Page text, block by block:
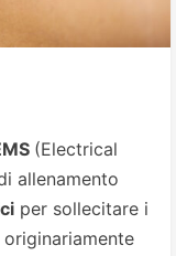
(Electrical
allenamento
per sollecitare i